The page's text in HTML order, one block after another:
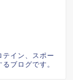
イン、スポー
ブログです。